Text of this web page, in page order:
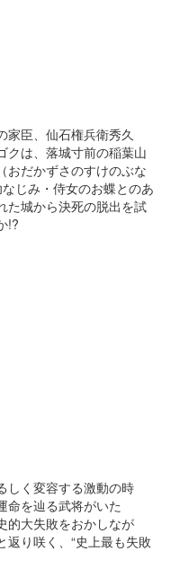
家臣、仙石権兵衛秀久
クは、落城寸前の稲葉山
おだかずさのすけのぶな
じみ・侍女のお蝶とのあ
た城から決死の脱出を試
!?
しく変容する激動の時
命を辿る武将がいた
大失敗をおかしなが
返り咲く、“史上最も失敗